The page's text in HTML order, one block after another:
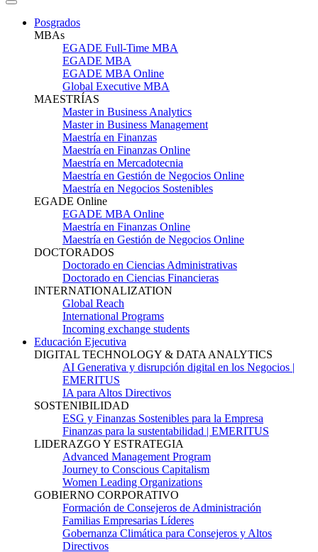
Posgrados
MBAs
EGADE Full-Time MBA
EGADE MBA
EGADE MBA Online
Global Executive MBA
MAESTRÍAS
Master in Business Analytics
Master in Business Management
Maestría en Finanzas
Maestría en Finanzas Online
Maestría en Mercadotecnia
Maestría en Gestión de Negocios Online
Maestría en Negocios Sostenibles
EGADE Online
EGADE MBA Online
Maestría en Finanzas Online
Maestría en Gestión de Negocios Online
DOCTORADOS
Doctorado en Ciencias Administrativas
Doctorado en Ciencias Financieras
INTERNATIONALIZATION
Global Reach
International Programs
Incoming exchange students
Educación Ejecutiva
DIGITAL TECHNOLOGY & DATA ANALYTICS
AI Generativa y disrupción digital en los Negocios |
EMERITUS
IA para Altos Directivos
SOSTENIBILIDAD
ESG y Finanzas Sostenibles para la Empresa
Finanzas para la sustentabilidad | EMERITUS
LIDERAZGO Y ESTRATEGIA
Advanced Management Program
Journey to Conscious Capitalism
Women Leading Organizations
GOBIERNO CORPORATIVO
Formación de Consejeros de Administración
Familias Empresarias Líderes
Gobernanza Climática para Consejeros y Altos
Directivos